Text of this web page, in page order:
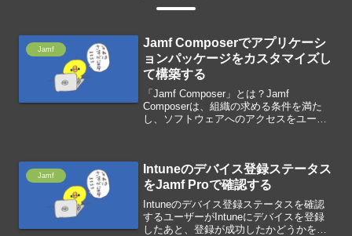
Jamf
Jamf Composerでアプリケーシ
ョンパッケージをカスタマイズし
て構築する
「Jamf Composer」とは？Jamf
Composerは、組織の求める条件を満た
し、ソフトウェアへのアクセスをユーザ
でき...
Jamf
Intuneのデバイス登録ステータス
をJamf Proで確認する
Intuneのデバイス登録ステータスを確認
するユーザーがIntuneにデバイスを登録
したあと、登録が成功したかどうかを判